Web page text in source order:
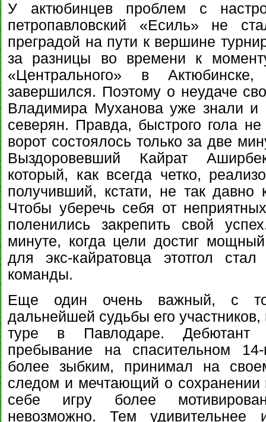
У актюбинцев проблем с
петропавловский «Есиль» не
преградой на пути к вершине
за разницы во времени к
«Центрального» в
завершился. Поэтому о неудаче
Владимира Муханова уже знали и
северян. Правда, быстрого гола
ворот состоялось только за две
Выздоровевший Кайрат
который, как всегда четко,
получивший, кстати, не так давно
Чтобы уберечь себя от
поленились закрепить свой
минуте, когда цели достиг
для экс-кайратовца этотгол
команды.
Еще один очень важный, с
дальнейшей судьбы его
туре в Павлодаре. Дебютант
пребывание на спасительном
более зыбким, принимал на
следом и мечтающий о сохранении
себе игру более
невозможно. Тем удивительнее